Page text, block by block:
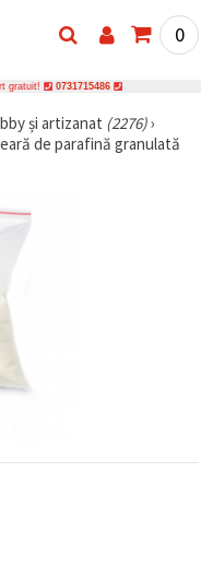
0
gratuit! 0731715486
și artizanat (2276)›
de parafină granulată